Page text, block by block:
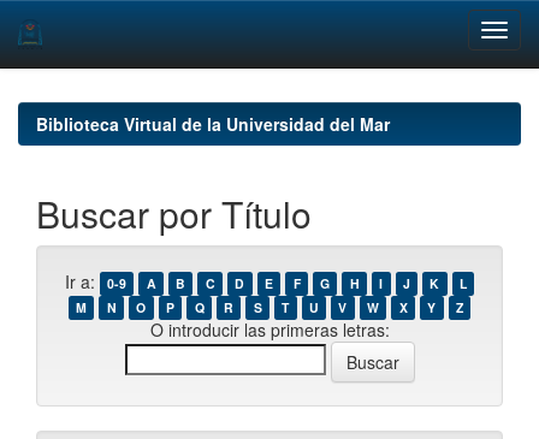
navigationBiblioteca Virtual de la Universidad del Mar
Buscar por Título
Ir a: 0-9 A B C D E F G H I J K
L
M
N O P Q R S T U V W X Y Z
O introducir las primeras letras: